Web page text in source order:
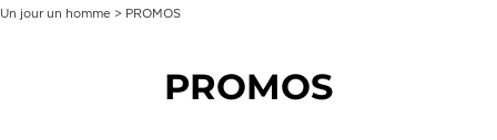
Un jour un homme > PROMOS
PROMOS